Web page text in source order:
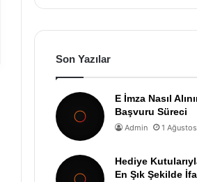
Son Yazılar
E İmza Nasıl
Başvuru Süreci
Admin 1
Hediye
En Şık Şekilde